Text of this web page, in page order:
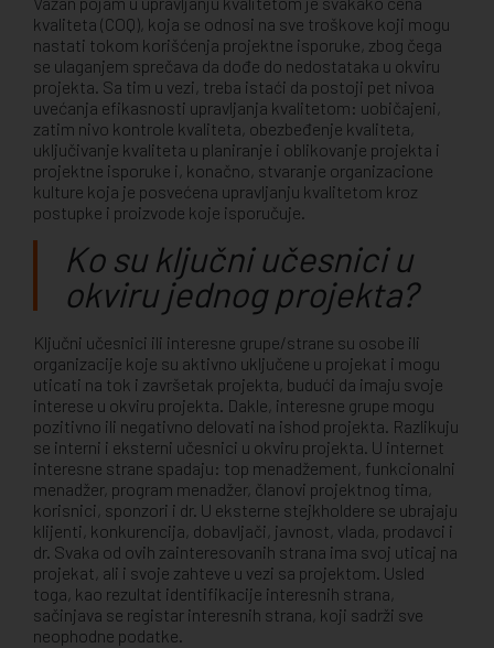
kvaliteta (COQ), koja se odnosi na sve troškove koji mogu
nastati tokom korišćenja projektne isporuke, zbog čega
se ulaganjem sprečava da dođe do nedostataka u okviru
projekta. Sa tim u vezi, treba istaći da postoji pet nivoa
uvećanja efikasnosti upravljanja kvalitetom: uobičajeni,
zatim nivo kontrole kvaliteta, obezbeđenje kvaliteta,
uključivanje kvaliteta u planiranje i oblikovanje projekta i
projektne isporuke i, konačno, stvaranje organizacione
kulture koja je posvećena upravljanju kvalitetom kroz
postupke i proizvode koje isporučuje.
Ko su ključni učesnici u
okviru jednog projekta?
Ključni učesnici ili interesne grupe/strane su osobe ili
organizacije koje su aktivno uključene u projekat i mogu
uticati na tok i završetak projekta, budući da imaju svoje
interese u okviru projekta. Dakle, interesne grupe mogu
pozitivno ili negativno delovati na ishod projekta. Razlikuju
se interni i eksterni učesnici u okviru projekta. U internet
interesne strane spadaju: top menadžement, funkcionalni
menadžer, program menadžer, članovi projektnog tima,
korisnici, sponzori i dr. U eksterne stejkholdere se ubrajaju
klijenti, konkurencija, dobavljači, javnost, vlada, prodavci i
dr. Svaka od ovih zainteresovanih strana ima svoj uticaj na
projekat, ali i svoje zahteve u vezi sa projektom. Usled
toga, kao rezultat identifikacije interesnih strana,
sačinjava se registar interesnih strana, koji sadrži sve
neophodne podatke.